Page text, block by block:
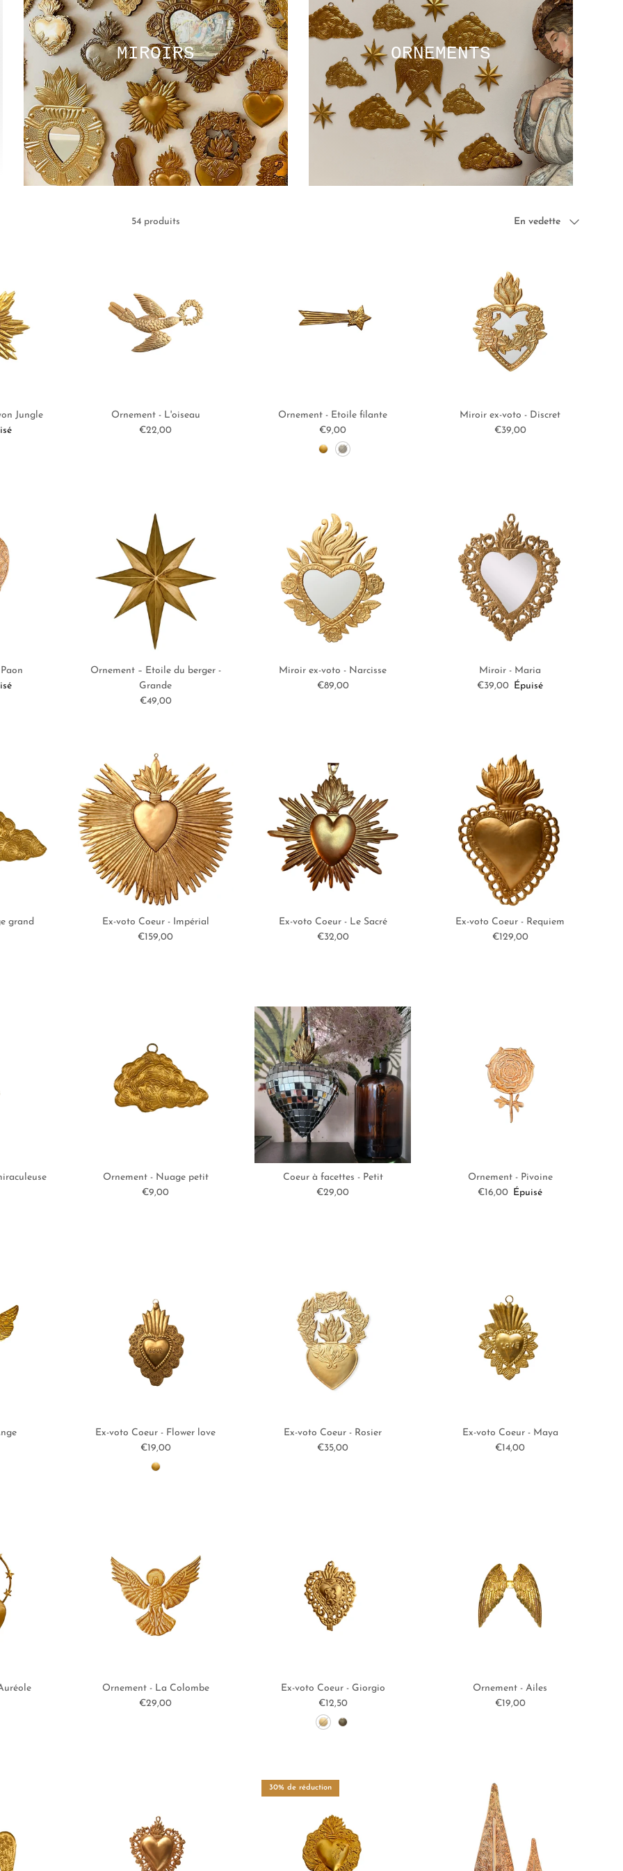
MIROIRS ORNEMENTS
54 produits
En vedette
Jungle
Ornement - L'oiseau
Prix habituel
€22,00
Ornement - Etoile filante
Prix habituel
€9,00
Miroir ex-voto - Discret
Prix habituel
€39,00
Ornement – Etoile du berger -
Grande
Prix habituel
€49,00
Miroir ex-voto - Narcisse
Prix habituel
€89,00
Miroir - Maria
Prix habituel
€39,00 Épuisé
grand
Ex-voto Coeur - Impérial
Prix habituel
€159,00
Ex-voto Coeur - Le Sacré
Prix habituel
€32,00
Ex-voto Coeur - Requiem
Prix habituel
€129,00
Ornement - Nuage petit
Prix habituel
€9,00
Coeur à facettes - Petit
Prix habituel
€29,00
Ornement - Pivoine
Prix habituel
€16,00 Épuisé
Ex-voto Coeur - Flower love
Prix habituel
€19,00
Ex-voto Coeur - Rosier
Prix habituel
€35,00
Ex-voto Coeur - Maya
Prix habituel
€14,00
Ornement - La Colombe
Prix habituel
€29,00
Ex-voto Coeur - Giorgio
Prix habituel
€12,50
Ornement - Ailes
Prix habituel
€19,00
30% de réduction